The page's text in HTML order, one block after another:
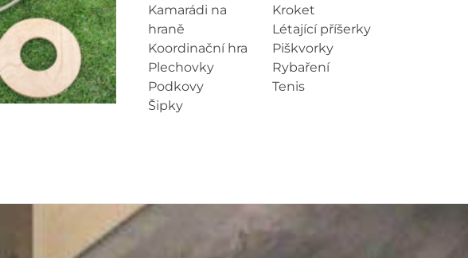
Kamarádi na
hraně
Koordinační hra
Plechovky
Podkovy
Šipky
Kroket
Létající příšerky
Piškvorky
Rybaření
Tenis